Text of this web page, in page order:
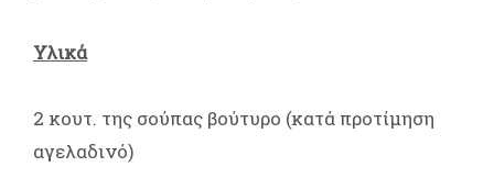
Υλικά
2 κουτ. της σούπας βούτυρο (κατά προτίμηση
αγελαδινό)